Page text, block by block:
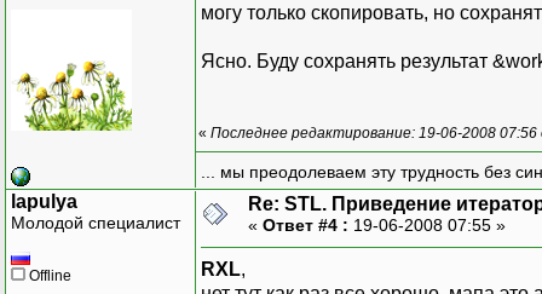
могу только скопировать, но
Ясно. Буду сохранять результат
« Последнее редактирование: 19-06-2008
... мы преодолеваем эту трудность без
lapulya
Молодой специалист
Offline
Re: STL. Приведение
« Ответ #4 : 19-06-2008 07:55 »
RXL,